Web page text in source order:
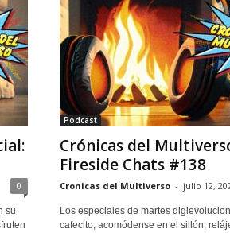
0
su
Podcast
Crónicas del
Fireside Chats #138
Cronicas del Multiverso - julio 12,
Los especiales de martes
cafecito, acomódense en el sillón,